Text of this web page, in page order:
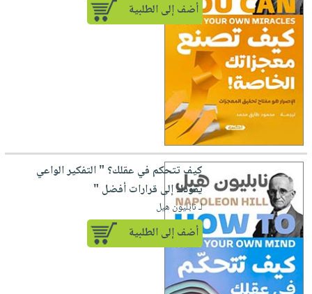
أضف إلى الطلبية
كيف تتحكم في عقلك؟ " التفكير الواعي
يقودك إلى قرارات أفضل "
لـ نابليون هيل
أضف إلى الطلبية